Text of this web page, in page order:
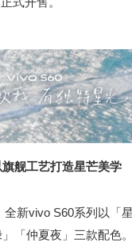
舰工艺打造星芒美学
新vivo S60系列以「
「仲夏夜」三款配色